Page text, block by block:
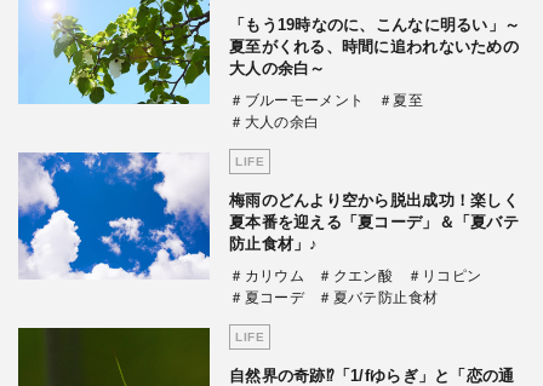
「もう19時なのに、こんなに明るい」～
夏至がくれる、時間に追われないための
大人の余白～
＃ブルーモーメント
＃夏至
＃大人の余白
LIFE
梅雨のどんより空から脱出成功！楽しく
夏本番を迎える「夏コーデ」＆「夏バテ
防止食材」♪
＃カリウム ＃クエン酸
＃リコピン
＃夏コーデ
＃夏バテ防止食材
LIFE
自然界の奇跡⁉「1/fゆらぎ」と「恋の通